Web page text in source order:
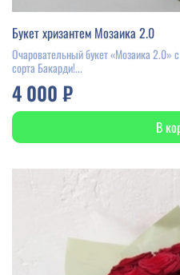
Букет хризантем Мозаика 2.0
Очаровательный букет «Мозаика 2.0»
сорта Бакарди!...
4 000 ₽
В